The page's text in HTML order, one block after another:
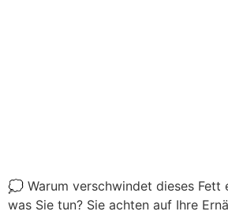
💭 Warum verschwindet dieses Fett
was Sie tun? Sie achten auf Ihre